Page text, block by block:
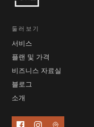
둘러보기
서비스
플랜 및 가격
비즈니스 자료실
블로그
소개